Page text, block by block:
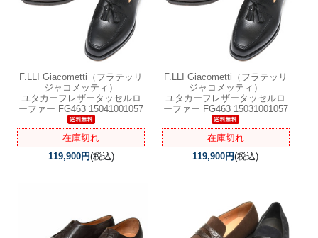
F.LLI Giacometti（フラテッリ
ジャコメッティ）
ユタカーフレザータッセルロ
ーファー FG463 15041001057
在庫切れ
119,900円(税込)
F.LLI Giacometti（フラテッリ
ジャコメッティ）
ユタカーフレザータッセルロ
ーファー FG463 15031001057
在庫切れ
119,900円(税込)